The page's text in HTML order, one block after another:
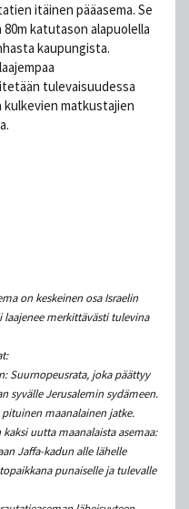
itäinen pääasema. Se
katutason alapuolella
kaupungista.
tulevaisuudessa
kulkevien matkustajien
on keskeinen osa Israelin
merkittävästi tulevina
Suurnopeusrata, joka päättyy
syvälle Jerusalemin sydämeen.
maanalainen jatke.
uutta maanalaista asemaa:
Jaffa-kadun alle lähelle
punaiselle ja tulevalle